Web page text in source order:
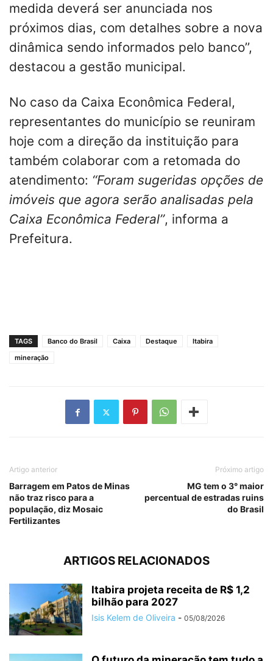
medida deverá ser anunciada nos
próximos dias, com detalhes sobre a nova
dinâmica sendo informados pelo banco’’,
destacou a gestão municipal.
No caso da Caixa Econômica Federal,
representantes do município se reuniram
hoje com a direção da instituição para
também colaborar com a retomada do
atendimento: ‘‘Foram sugeridas opções de
imóveis que agora serão analisadas pela
Caixa Econômica Federal’’, informa a
Prefeitura.
TAGS Banco do Brasil Caixa Destaque
Itabira
mineração
Artigo anterior
Barragem em Patos de Minas
não traz risco para a
população, diz Mosaic
Fertilizantes
Próximo artigo
MG tem o 3° maior
percentual de estradas ruins
do Brasil
ARTIGOS RELACIONADOS
Itabira projeta receita de R$ 1,2
bilhão para 2027
Isis Kelem de Oliveira - 05/08/2026